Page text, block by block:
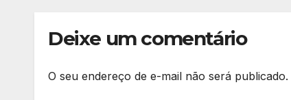
Deixe um comentário
O seu endereço de e-mail não será publicado.